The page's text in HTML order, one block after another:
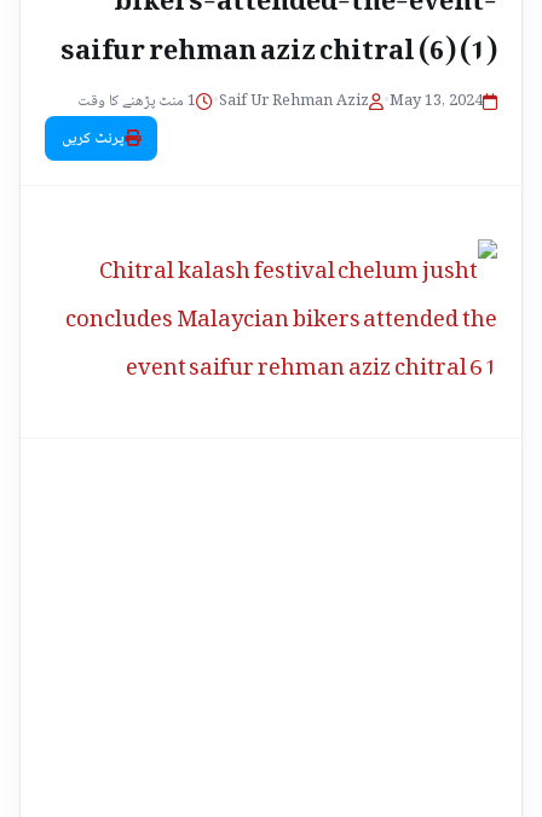
saifur rehman aziz chitral (6) (1)
May 13, 2024
•
Saif Ur Rehman Aziz
•
1 منٹ پڑھنے کا وقت
پرنٹ کریں